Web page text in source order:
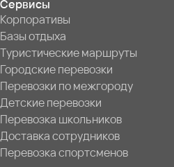
Сервисы
Корпоративы
Базы отдыха
Туристические маршруты
Городские перевозки
Перевозки по межгороду
Детские перевозки
Перевозка школьников
Доставка сотрудников
Перевозка спортсменов